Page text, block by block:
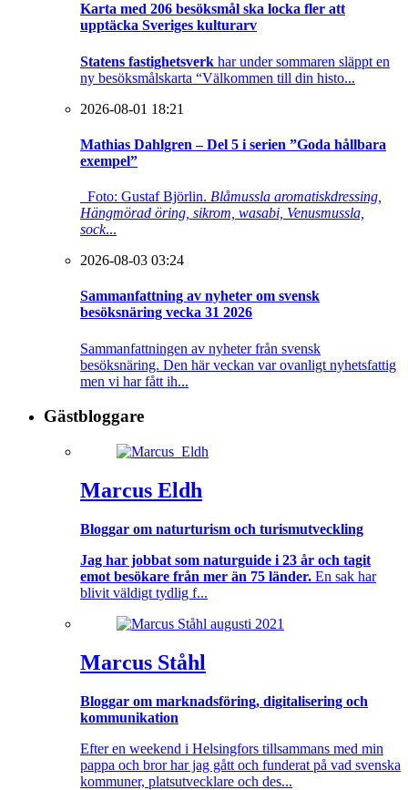
Karta med 206 besöksmål ska locka fler att
upptäcka Sveriges kulturarv
Statens fastighetsverk har under sommaren släppt en
ny besöksmålskarta “Välkommen till din histo...
2026-08-01 18:21
Mathias Dahlgren – Del 5 i serien ”Goda hållbara
exempel”
Foto: Gustaf Björlin. Blåmussla aromatiskdressing,
Hängmörad öring, sikrom, wasabi, Venusmussla,
sock...
2026-08-03 03:24
Sammanfattning av nyheter om svensk
besöksnäring vecka 31 2026
Sammanfattningen av nyheter från svensk
besöksnäring. Den här veckan var ovanligt nyhetsfattig
men vi har fått ih...
Gästbloggare
Marcus Eldh
Bloggar om naturturism och turismutveckling
Jag har jobbat som naturguide i 23 år och tagit
emot besökare från mer än 75 länder. En sak har
blivit väldigt tydlig f...
Marcus Ståhl
Bloggar om marknadsföring, digitalisering och
kommunikation
Efter en weekend i Helsingfors tillsammans med min
pappa och bror har jag gått och funderat på vad svenska
kommuner, platsutvecklare och des...